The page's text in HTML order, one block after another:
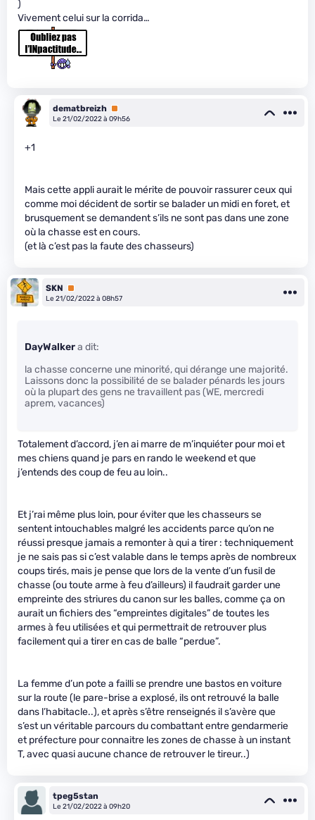
)
Vivement celui sur la corrida…
dematbreizh Premium
Le 21/02/2022 à 09h56
+1
Mais cette appli aurait le mérite de pouvoir rassurer ceux qui
comme moi décident de sortir se balader un midi en foret, et
brusquement se demandent s’ils ne sont pas dans une zone
où la chasse est en cours.
(et là c’est pas la faute des chasseurs)
SKN
Premium
Le 21/02/2022 à 08h57
DayWalkera dit:
la chasse concerne une minorité, qui dérange une majorité.
Laissons donc la possibilité de se balader pénards les jours
où la plupart des gens ne travaillent pas (WE, mercredi
aprem, vacances)
Totalement d’accord, j’en ai marre de m’inquiéter pour moi et
mes chiens quand je pars en rando le weekend et que
j’entends des coup de feu au loin..
Et j’rai même plus loin, pour éviter que les chasseurs se
sentent intouchables malgré les accidents parce qu’on ne
réussi presque jamais a remonter à qui a tirer : techniquement
je ne sais pas si c’est valable dans le temps après de nombreux
coups tirés, mais je pense que lors de la vente d’un fusil de
chasse (ou toute arme à feu d’ailleurs) il faudrait garder une
empreinte des striures du canon sur les balles, comme ça on
aurait un fichiers des “empreintes digitales” de toutes les
armes à feu utilisées et qui permettrait de retrouver plus
facilement qui a tirer en cas de balle “perdue”.
La femme d’un pote a failli se prendre une bastos en voiture
sur la route (le pare-brise a explosé, ils ont retrouvé la balle
dans l’habitacle..), et après s’être renseignés il s’avère que
s’est un véritable parcours du combattant entre gendarmerie
et préfecture pour connaitre les zones de chasse à un instant
T, avec quasi aucune chance de retrouver le tireur..)
tpeg5stan
Le 21/02/2022 à 09h20